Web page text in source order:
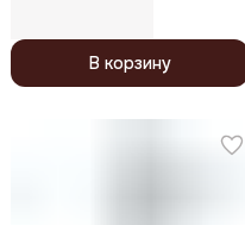
В корзину